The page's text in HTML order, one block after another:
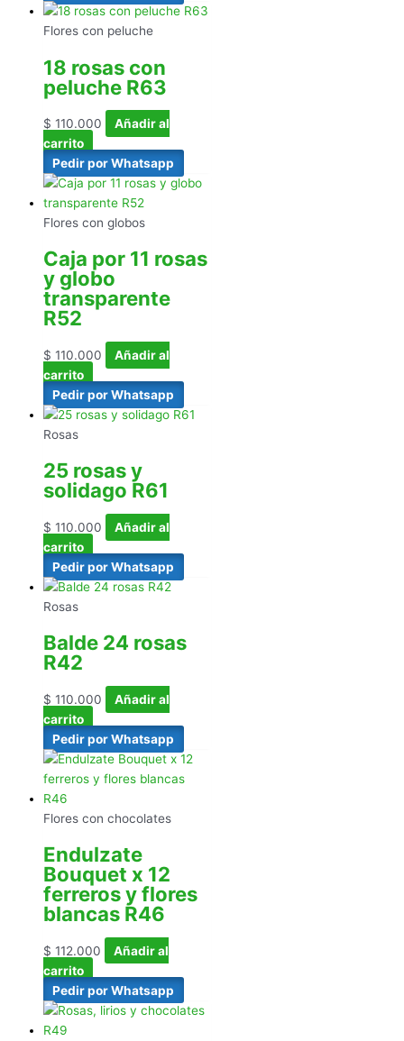
Flores con peluche
18 rosas con
peluche R63
$ 110.000
Añadir al
carrito
Pedir por Whatsapp
Flores con globos
Caja por 11 rosas
y globo
transparente
R52
$ 110.000
Añadir al
carrito
Pedir por Whatsapp
Rosas
25 rosas y
solidago R61
$ 110.000
Añadir al
carrito
Pedir por Whatsapp
Rosas
Balde 24 rosas
R42
$ 110.000
Añadir al
carrito
Pedir por Whatsapp
Flores con chocolates
Endulzate
Bouquet x 12
ferreros y flores
blancas R46
$ 112.000
Añadir al
carrito
Pedir por Whatsapp